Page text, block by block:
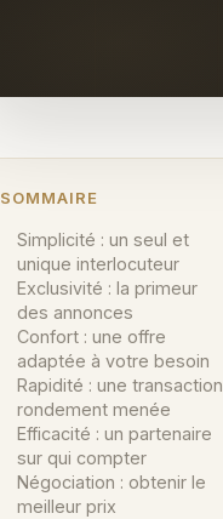
SOMMAIRE
Simplicité : un seul et
unique interlocuteur
Exclusivité : la primeur
des annonces
Confort : une offre
adaptée à votre besoin
Rapidité : une transaction
rondement menée
Efficacité : un partenaire
sur qui compter
Négociation : obtenir le
meilleur prix